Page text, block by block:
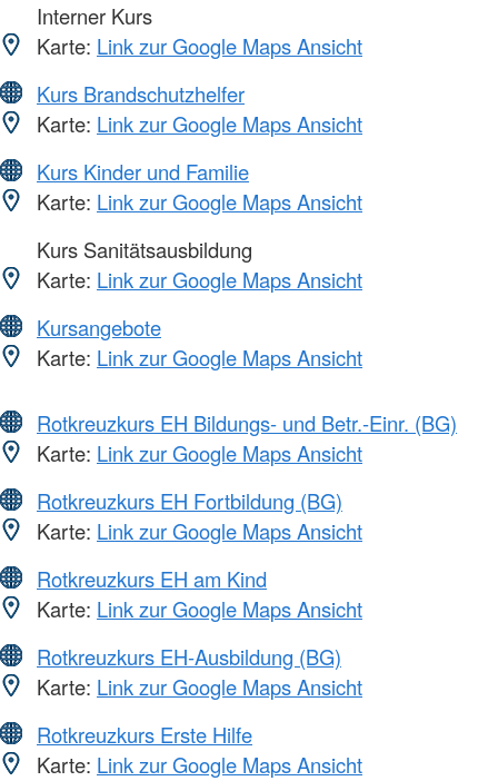
Interner Kurs
Karte: Link zur Google Maps Ansicht
Kurs Brandschutzhelfer
Karte: Link zur Google Maps Ansicht
Kurs Kinder und Familie
Karte: Link zur Google Maps Ansicht
Kurs Sanitätsausbildung
Karte: Link zur Google Maps Ansicht
Kursangebote
Karte: Link zur Google Maps Ansicht
Rotkreuzkurs EH Bildungs- und Betr.-Einr. (BG)
Karte: Link zur Google Maps Ansicht
Rotkreuzkurs EH Fortbildung (BG)
Karte: Link zur Google Maps Ansicht
Rotkreuzkurs EH am Kind
Karte: Link zur Google Maps Ansicht
Rotkreuzkurs EH-Ausbildung (BG)
Karte: Link zur Google Maps Ansicht
Rotkreuzkurs Erste Hilfe
Karte: Link zur Google Maps Ansicht